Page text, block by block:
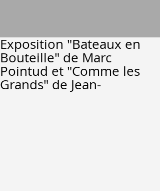
Exposition "Bateaux en
Bouteille" de Marc
Pointud et "Comme les
Grands" de Jean-